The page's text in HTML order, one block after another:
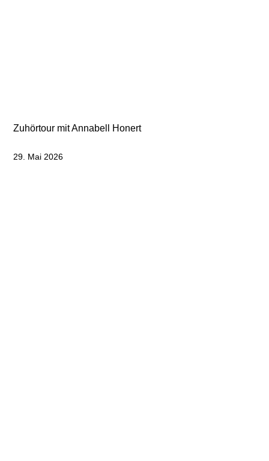
Zuhörtour mit Annabell Honert
29. Mai 2026